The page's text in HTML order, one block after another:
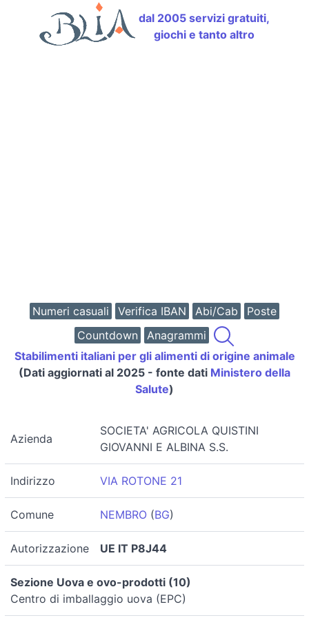
dal 2005 servizi gratuiti,
giochi e tanto altro
Numeri casuali Verifica IBAN Abi/Cab
Poste
Countdown
Anagrammi
Stabilimenti italiani per gli alimenti di origine animale
(Dati aggiornati al 2025 - fonte dati Ministero della
Salute)
Azienda
SOCIETA' AGRICOLA QUISTINI
GIOVANNI E ALBINA S.S.
Indirizzo VIA ROTONE 21
Comune NEMBRO (BG)
Autorizzazione UE IT P8J44
Sezione Uova e ovo-prodotti (10)
Centro di imballaggio uova (EPC)